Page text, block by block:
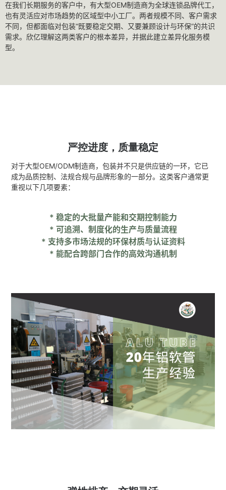
在我们长期服务的客户中，有大型OEM制造商为全球连锁品牌代工，
也有灵活应对市场趋势的区域型中小工厂。两者规模不同、客户需求
不同，但都面临对包装“既要稳定交期、又要兼顾设计与环保”的共识
需求。欣亿理解这两类客户的根本差异，并据此建立差异化服务模
型。
严控进度，质量稳定
对于大型OEM/ODM制造商，包装并不只是供应链的一环，它已
成为品质控制、法规合规与品牌形象的一部分。这类客户通常更
重视以下几项要素：
* 稳定的大批量产能和交期控制能力
* 可追溯、制度化的生产与质量流程
* 支持多市场法规的环保材质与认证资料
* 能配合跨部门合作的高效沟通机制